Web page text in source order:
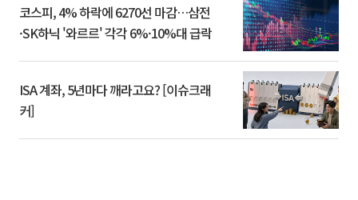
코스피, 4% 하락에 6270선 마감…삼전
·SK하닉 '와르르' 각각 6%·10%대 급락
ISA 계좌, 5년마다 깨라고요? [이슈크래
커]